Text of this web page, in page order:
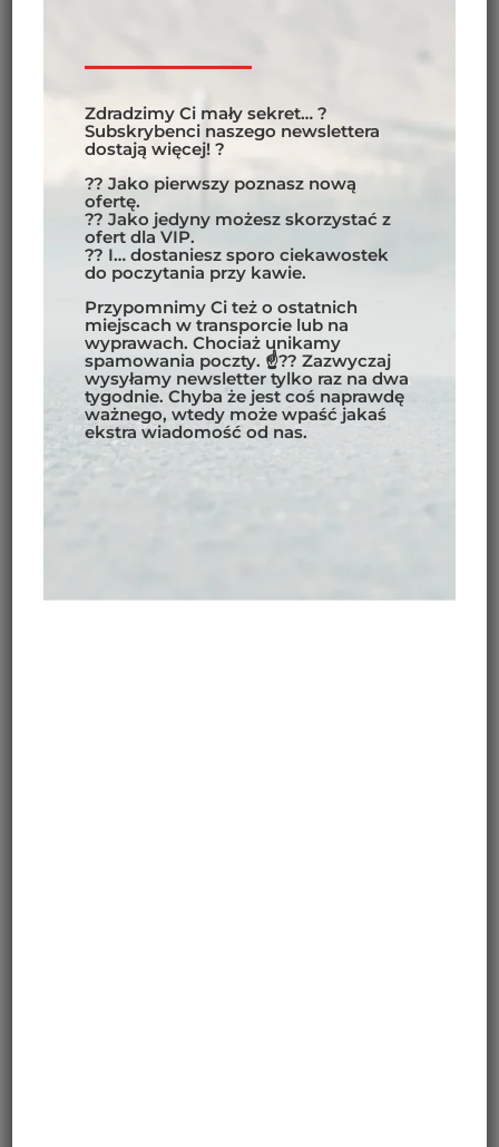
Zdradzimy Ci mały sekret… ?
Subskrybenci naszego newslettera
dostają więcej! ?
?? Jako pierwszy poznasz nową
ofertę.
?? Jako jedyny możesz skorzystać z
ofert dla VIP.
?? I… dostaniesz sporo ciekawostek
do poczytania przy kawie.
Przypomnimy Ci też o ostatnich
miejscach w transporcie lub na
wyprawach. Chociaż unikamy
spamowania poczty. ☝?? Zazwyczaj
wysyłamy newsletter tylko raz na dwa
tygodnie. Chyba że jest coś naprawdę
ważnego, wtedy może wpaść jakaś
ekstra wiadomość od nas.